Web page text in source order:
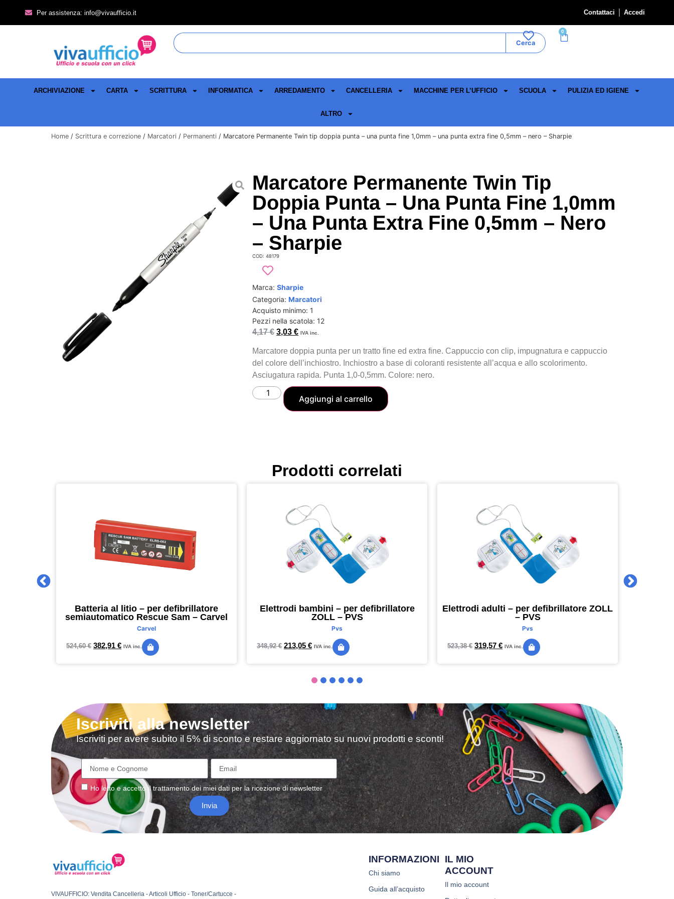
Per assistenza: info@vivaufficio.it Contattaci Accedi
Cerca
0
ARCHIVIAZIONE CARTA SCRITTURA INFORMATICA ARREDAMENTO CANCELLERIA MACCHINE PER L’UFFICIO SCUOLA PULIZIA ED IGIENE
ALTRO
Home / Scrittura e correzione / Marcatori / Permanenti / Marcatore Permanente Twin tip doppia punta – una punta fine 1,0mm – una punta extra fine 0,5mm – nero – Sharpie
Marcatore Permanente Twin Tip
Doppia Punta – Una Punta Fine 1,0mm
– Una Punta Extra Fine 0,5mm – Nero
– Sharpie
COD: 48179
Marca:Sharpie
Categoria:Marcatori
Acquisto minimo: 1
Pezzi nella scatola: 12
4,17€ 3,03€ IVA inc.
Marcatore doppia punta per un tratto fine ed extra fine. Cappuccio con clip, impugnatura e cappuccio
del colore dell’inchiostro. Inchiostro a base di coloranti resistente all’acqua e allo scolorimento.
Asciugatura rapida. Punta 1,0-0,5mm. Colore: nero.
Aggiungi al carrello
Prodotti correlati
Batteria al litio – per defibrillatore
semiautomatico Rescue Sam – Carvel
Carvel
524,60€ 382,91 € IVA inc.
Elettrodi bambini – per defibrillatore
ZOLL – PVS
Pvs
348,92€ 213,05 € IVA inc.
Elettrodi adulti – per defibrillatore ZOLL
– PVS
Pvs
523,38€ 319,57 € IVA inc.
Iscriviti alla newsletter
Iscriviti per avere subito il 5% di sconto e restare aggiornato su nuovi prodotti e sconti!
Ho letto e accetto iltrattamentodei miei dati per la ricezione di newsletter
Invia
VIVAUFFICIO: Vendita Cancelleria - Articoli Ufficio - Toner/Cartucce -
INFORMAZIONI
Chi siamo
Guida all’acquisto
IL MIO
ACCOUNT
Il mio account